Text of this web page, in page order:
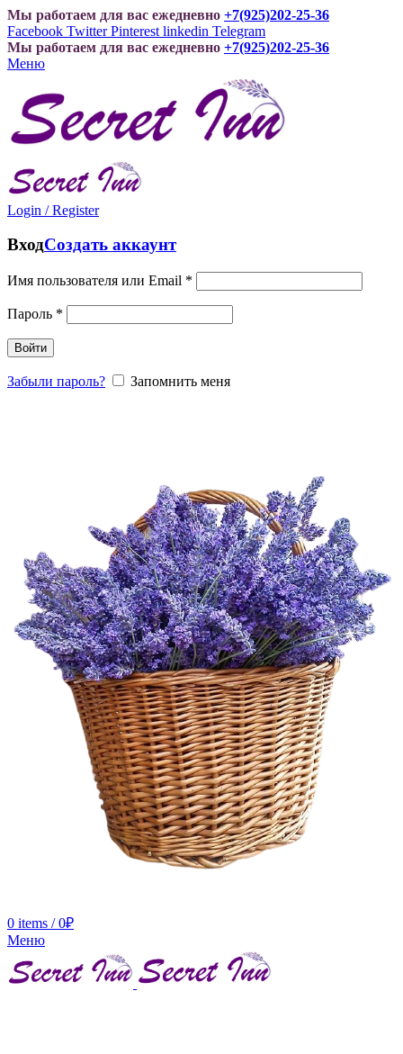
Мы работаем для вас ежедневно +7(925)202-25-36
Facebook Twitter Pinterest linkedin Telegram
Мы работаем для вас ежедневно +7(925)202-25-36
Меню
Login / Register
ВходСоздать аккаунт
Имя пользователя или Email *
Пароль *
Войти
Забыли пароль? Запомнить меня
0 items / 0₽
Меню